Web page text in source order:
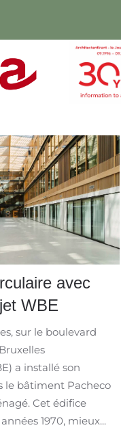
avec
WBE
sur le boulevard
a installé son
le bâtiment Pacheco
Cet édifice
1970, mieux...